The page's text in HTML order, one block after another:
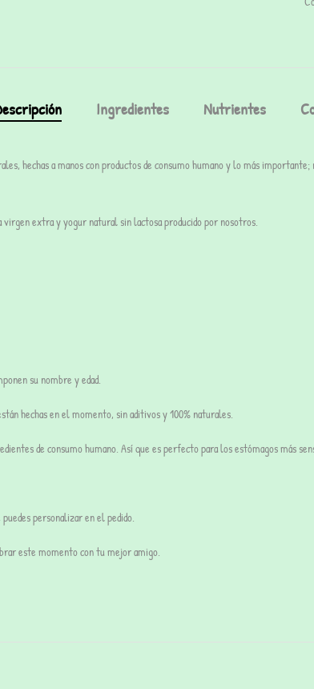
Ingredientes Nutrientes
hechas a manos con productos de consumo humano y lo más importante;
virgen extra y yogur natural sin lactosa producido por nosotros.
su nombre y edad.
hechas en el momento, sin aditivos y 100% naturales.
de consumo humano. Así que es perfecto para los estómagos más
personalizar en el pedido.
este momento con tu mejor amigo.